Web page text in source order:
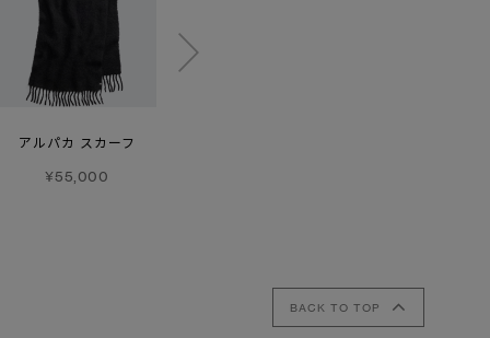
アルパカ スカーフ
¥55,000
BACK TO TOP